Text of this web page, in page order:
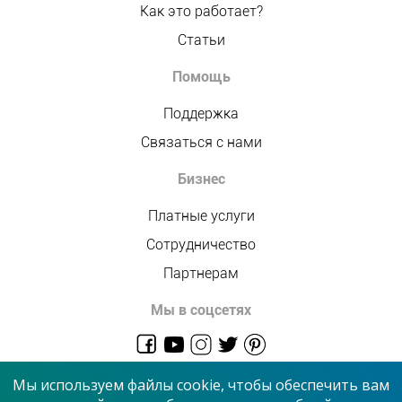
Как это работает?
Статьи
Помощь
Поддержка
Связаться с нами
Бизнес
Платные услуги
Сотрудничество
Партнерам
Мы в соцсетях
Мы используем файлы cookie, чтобы обеспечить вам